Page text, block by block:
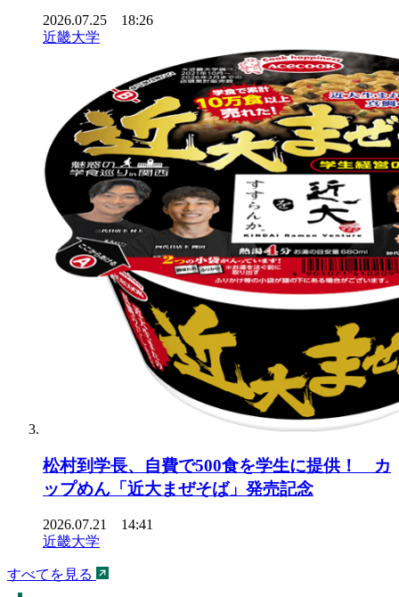
2026.07.25 18:26
近畿大学
松村到学長、自費で500食を学生に提供！ カ
ップめん「近大まぜそば」発売記念
2026.07.21 14:41
近畿大学
すべてを見る